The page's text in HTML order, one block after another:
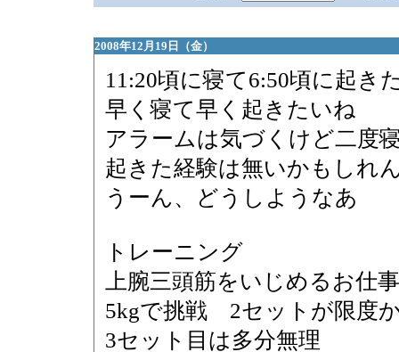
2008年12月19日（金）
11:20頃に寝て6:50頃に起き
早く寝て早く起きたいね
アラームは気づくけど二度
起きた経験は無いかもしれ
うーん、どうしようなあ
トレーニング
上腕三頭筋をいじめるお仕事
5kgで挑戦 2セットが限度
3セット目は多分無理